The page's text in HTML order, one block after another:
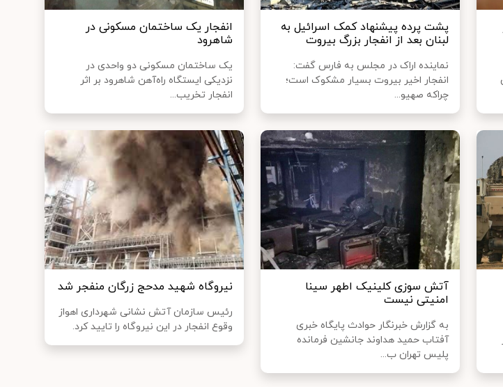
پشت پرده پیشنهاد کمک اسرائیل به
لبنان بعد از انفجار بزرگ بیروت
نماینده اراک در مجلس به فارس گفت:
انفجار اخیر بیروت بسیار مشکوک است؛
چراکه صهیو...
انفجار یک ساختمان مسکونی در
شاهرود
یک ساختمان مسکونی دو واحدی در
نزدیکی ایستگاه راه‌آهن شاهرود بر اثر
انفجار تخریب...
آتش سوزی کلینیک اطهر سینا
امنیتی نیست
به گزارش خبرنگار حوادث پایگاه خبری
آفتاب حمید هداوند جانشین فرمانده
پلیس تهران ب...
نیروگاه شهید مدحج زرگان منفجر شد
رئیس سازمان آتش نشانی شهرداری اهواز
وقوع انفجار در این نیروگاه را تایید کرد.